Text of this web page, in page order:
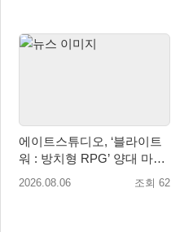
에이트스튜디오, ‘블라이트
워 : 방치형 RPG’ 양대 마켓
인기 순위 1위 달성
2026.08.06 조회 62